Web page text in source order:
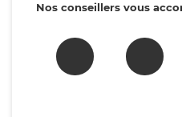
Nos conseillers vous